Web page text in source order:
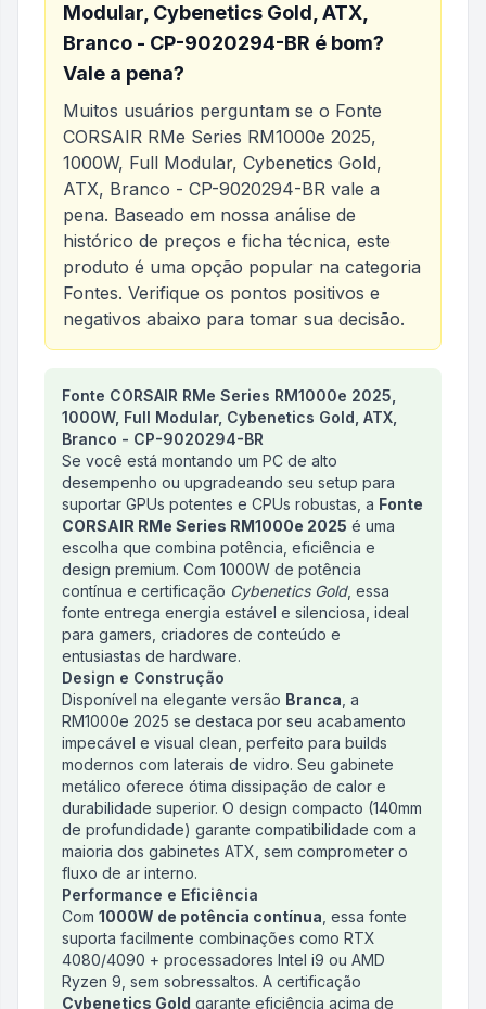
Modular, Cybenetics Gold, ATX,
Branco - CP-9020294-BR é bom?
Vale a pena?
Muitos usuários perguntam se o Fonte
CORSAIR RMe Series RM1000e 2025,
1000W, Full Modular, Cybenetics Gold,
ATX, Branco - CP-9020294-BR vale a
pena. Baseado em nossa análise de
histórico de preços e ficha técnica, este
produto é uma opção popular na categoria
Fontes. Verifique os pontos positivos e
negativos abaixo para tomar sua decisão.
Análise do produtoFonte CORSAIR RMe Series
Fonte CORSAIR RMe Series RM1000e 2025,
1000W, Full Modular, Cybenetics Gold, ATX,
Branco - CP-9020294-BR
Se você está montando um PC de alto
desempenho ou upgradeando seu setup para
suportar GPUs potentes e CPUs robustas, a Fonte
CORSAIR RMe Series RM1000e 2025 é uma
escolha que combina potência, eficiência e
design premium. Com 1000W de potência
contínua e certificação Cybenetics Gold, essa
fonte entrega energia estável e silenciosa, ideal
para gamers, criadores de conteúdo e
entusiastas de hardware.
Design e Construção
Disponível na elegante versão Branca , a
RM1000e 2025 se destaca por seu acabamento
impecável e visual clean, perfeito para builds
modernos com laterais de vidro. Seu gabinete
metálico oferece ótima dissipação de calor e
durabilidade superior. O design compacto (140mm
de profundidade) garante compatibilidade com a
maioria dos gabinetes ATX, sem comprometer o
fluxo de ar interno.
Performance e Eficiência
Com 1000W de potência contínua , essa fonte
suporta facilmente combinações como RTX
4080/4090 + processadores Intel i9 ou AMD
Ryzen 9, sem sobressaltos. A certificação
Cybenetics Gold garante eficiência acima de